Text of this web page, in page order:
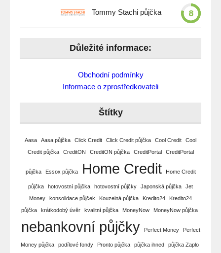
Tommy Stachi půjčka 8
Důležité informace:
Obchodní podmínky
Informace o zprostředkovateli
Štítky
Aasa Aasa půjčka Click Credit Click Credit půjčka Cool Credit
Cool
Credit půjčka
CreditON CreditON půjčka CreditPortal CreditPortal
půjčka Essox půjčka Home Credit Home Credit
půjčka hotovostní půjčka hotovostní půjčky Japonská půjčka
Jet
Money
konsolidace půjček Kouzelná půjčka Kredito24
Kredito24
půjčka
krátkodobý úvěr kvalitní půjčka MoneyNow MoneyNow půjčka
nebankovní půjčky Perfect Money Perfect
Money půjčka podílové fondy Pronto půjčka půjčka ihned
půjčka Zaplo